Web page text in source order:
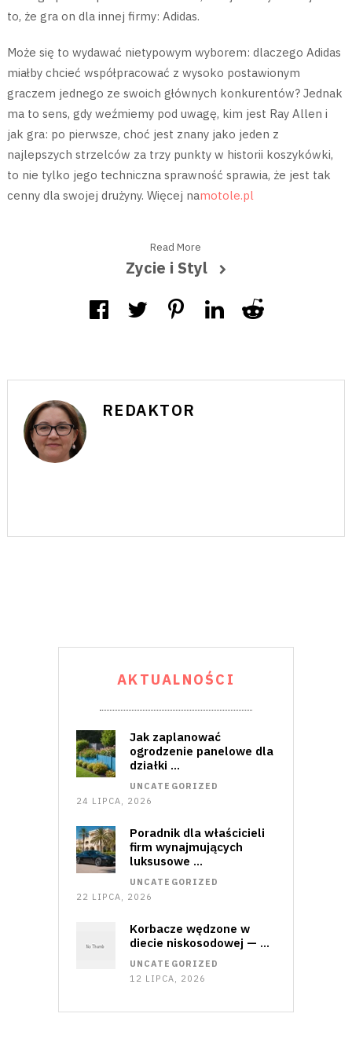
to, że gra on dla innej firmy: Adidas.
Może się to wydawać nietypowym wyborem: dlaczego Adidas
miałby chcieć współpracować z wysoko postawionym
graczem jednego ze swoich głównych konkurentów? Jednak
ma to sens, gdy weźmiemy pod uwagę, kim jest Ray Allen i
jak gra: po pierwsze, choć jest znany jako jeden z
najlepszych strzelców za trzy punkty w historii koszykówki,
to nie tylko jego techniczna sprawność sprawia, że jest tak
cenny dla swojej drużyny. Więcej namotole.pl
Read More
Zycie i Styl
REDAKTOR
AKTUALNOŚCI
Jak zaplanować
ogrodzenie panelowe dla
działki …
UNCATEGORIZED
24 LIPCA, 2026
Poradnik dla właścicieli
firm wynajmujących
luksusowe …
UNCATEGORIZED
22 LIPCA, 2026
Korbacze wędzone w
diecie niskosodowej — …
UNCATEGORIZED
12 LIPCA, 2026